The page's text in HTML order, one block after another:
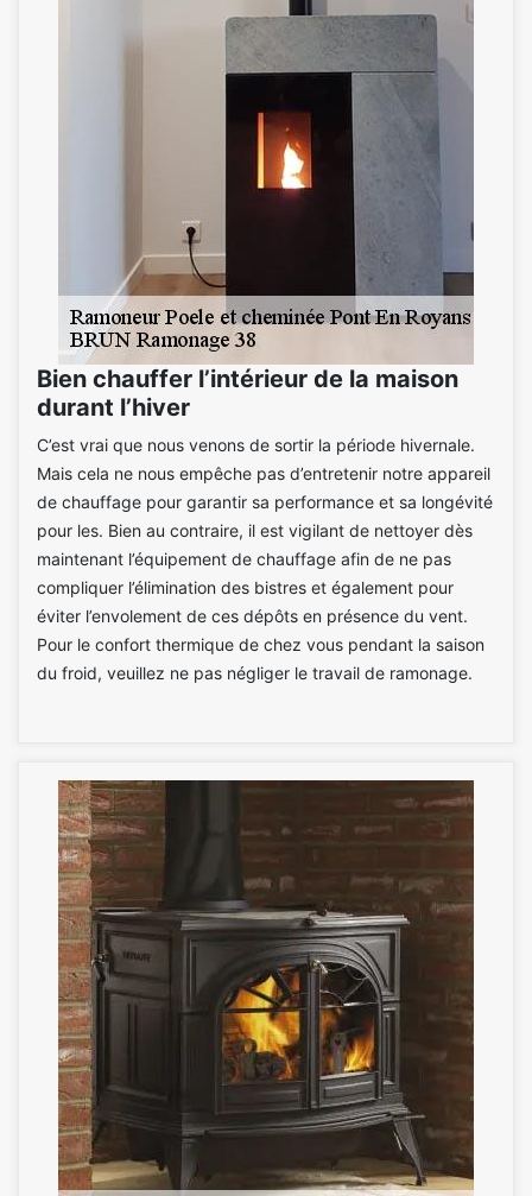
Bien chauffer l’intérieur de la maison
durant l’hiver
C’est vrai que nous venons de sortir la période hivernale.
Mais cela ne nous empêche pas d’entretenir notre appareil
de chauffage pour garantir sa performance et sa longévité
pour les. Bien au contraire, il est vigilant de nettoyer dès
maintenant l’équipement de chauffage afin de ne pas
compliquer l’élimination des bistres et également pour
éviter l’envolement de ces dépôts en présence du vent.
Pour le confort thermique de chez vous pendant la saison
du froid, veuillez ne pas négliger le travail de ramonage.